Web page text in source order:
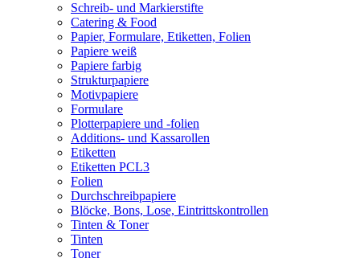
Schreib- und Markierstifte
Catering & Food
Papier, Formulare, Etiketten, Folien
Papiere weiß
Papiere farbig
Strukturpapiere
Motivpapiere
Formulare
Plotterpapiere und -folien
Additions- und Kassarollen
Etiketten
Etiketten PCL3
Folien
Durchschreibpapiere
Blöcke, Bons, Lose, Eintrittskontrollen
Tinten & Toner
Tinten
Toner